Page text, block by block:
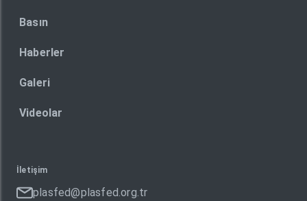
Basın
Haberler
Galeri
Videolar
İletişim
plasfed@plasfed.org.tr